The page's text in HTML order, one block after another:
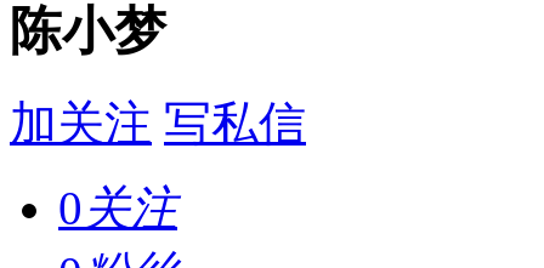
陈小梦
加关注 写私信
0关注